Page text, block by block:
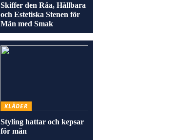
Skiffer den Råa, Hållbara
och Estetiska Stenen för
Män med Smak
KLÄDER
Styling hattar och kepsar
för män